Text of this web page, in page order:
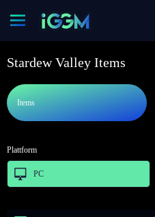
Stardew Valley Items
Items
Plattform
PC